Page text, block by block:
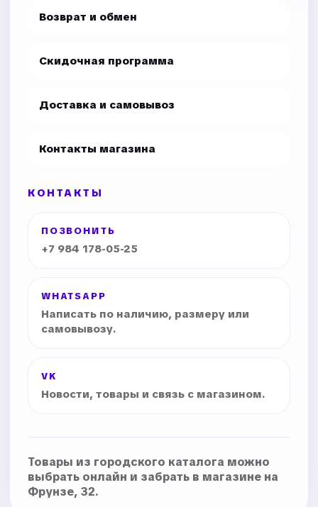
Возврат и обмен
Скидочная программа
Доставка и самовывоз
Контакты магазина
КОНТАКТЫ
ПОЗВОНИТЬ
+7 984 178-05-25
WHATSAPP
Написать по наличию, размеру или
самовывозу.
VK
Новости, товары и связь с магазином.
Товары из городского каталога можно
выбрать онлайн и забрать в магазине на
Фрунзе, 32.